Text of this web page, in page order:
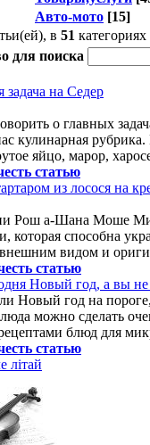
Авто-мото [15]
в 51 категориях
для поиска
задача на Седер
о главных
кулинарная
яйцо, марор,
статью
из лосося на
Рош а-Шана Моше
которая способна
видом и
статью
Новый год, а вы не
Новый год на
можно сделать
блюд для
статью
літай